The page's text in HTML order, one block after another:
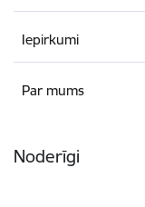
Iepirkumi
Par mums
Noderīgi